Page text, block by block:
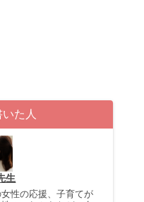
た人
生
性の応援、子育てが